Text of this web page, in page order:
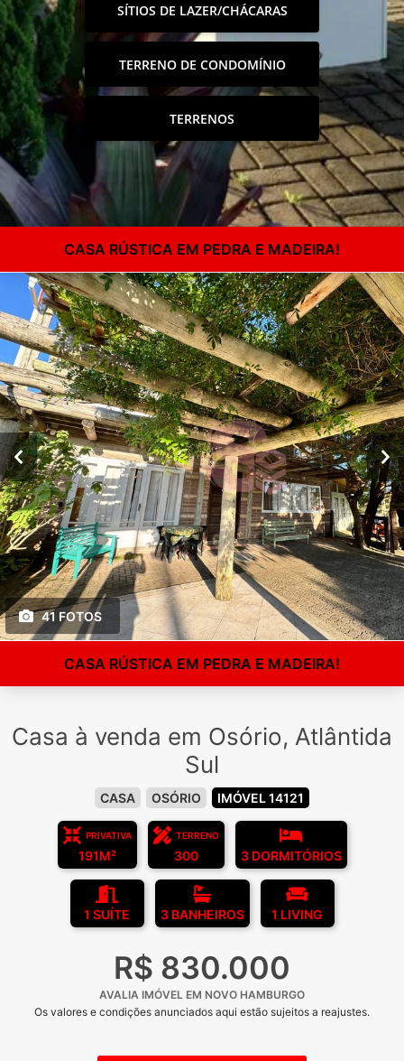
SÍTIOS DE LAZER/CHÁCARAS
TERRENO DE CONDOMÍNIO
TERRENOS
CASA RÚSTICA EM PEDRA E MADEIRA!
41 FOTOS
CASA RÚSTICA EM PEDRA E MADEIRA!
Casa à venda em Osório, Atlântida
Sul
CASA OSÓRIO IMÓVEL 14121
PRIVATIVA
191M²
TERRENO
300 3 DORMITÓRIOS
1 SUÍTE 3 BANHEIROS 1 LIVING
R$ 830.000
AVALIA IMÓVEL EM NOVO HAMBURGO
Os valores e condições anunciados aqui estão sujeitos a reajustes.